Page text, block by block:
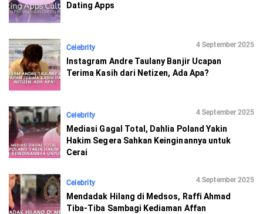
Dating Apps
Celebrity 4 September 2025
Instagram Andre Taulany Banjir Ucapan
Terima Kasih dari Netizen, Ada Apa?
Celebrity 4 September 2025
Mediasi Gagal Total, Dahlia Poland Yakin
Hakim Segera Sahkan Keinginannya untuk
Cerai
Celebrity 4 September 2025
Mendadak Hilang di Medsos, Raffi Ahmad
Tiba-Tiba Sambagi Kediaman Affan